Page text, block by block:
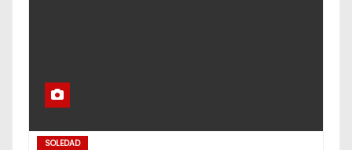
SOLEDAD